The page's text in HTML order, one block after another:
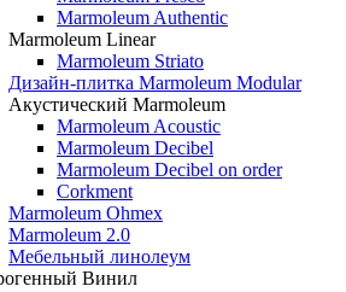
Marmoleum Authentic
Marmoleum Linear
Marmoleum Striato
Дизайн-плитка Marmoleum Modular
Акустический Marmoleum
Marmoleum Acoustic
Marmoleum Decibel
Marmoleum Decibel on order
Corkment
Marmoleum Ohmex
Marmoleum 2.0
Мебельный линолеум
Винил